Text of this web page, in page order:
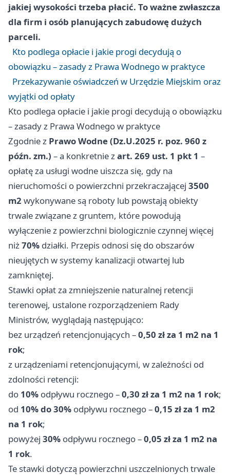
jakiej wysokości trzeba płacić. To ważne zwłaszcza
dla firm i osób planujących zabudowę dużych
parceli.
Kto podlega opłacie i jakie progi decydują o
obowiązku – zasady z Prawa Wodnego w praktyce
Przekazywanie oświadczeń w Urzędzie Miejskim oraz
wyjątki od opłaty
Kto podlega opłacie i jakie progi decydują o obowiązku
– zasady z Prawa Wodnego w praktyce
Zgodnie z Prawo Wodne (Dz.U.2025 r. poz. 960 z
późn. zm.) – a konkretnie zart. 269 ust. 1 pkt 1 –
opłatę za usługi wodne uiszcza się, gdy na
nieruchomości o powierzchni przekraczającej 3500
m2 wykonywane są roboty lub powstają obiekty
trwale związane z gruntem, które powodują
wyłączenie z powierzchni biologicznie czynnej więcej
niż70% działki. Przepis odnosi się do obszarów
nieujętych w systemy kanalizacji otwartej lub
zamkniętej.
Stawki opłat za zmniejszenie naturalnej retencji
terenowej, ustalone rozporządzeniem Rady
Ministrów, wyglądają następująco:
bez urządzeń retencjonujących –0,50 zł za 1 m2 na 1
rok;
z urządzeniami retencjonującymi, w zależności od
zdolności retencji:
do 10% odpływu rocznego –0,30 zł za 1 m2 na 1 rok;
od 10% do 30% odpływu rocznego –0,15 zł za 1 m2
na 1 rok;
powyżej 30% odpływu rocznego –0,05 zł za 1 m2 na
1 rok.
Te stawki dotyczą powierzchni uszczelnionych trwale